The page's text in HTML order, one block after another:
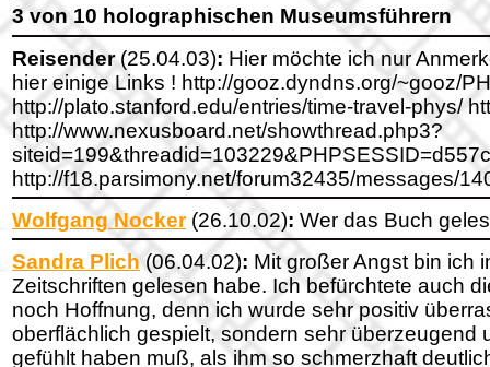
3 von 10 holographischen Museumsführern
Reisender(25.04.03): Hier möchte ich nur
hier einige Links ! http://gooz.dyndns.org/~gooz/
http://plato.stanford.edu/entries/time-travel-phys/
http://www.nexusboard.net/showthread.php3?
http://f18.parsimony.net/forum32435/messages/
Wolfgang Nocker(26.10.02): Wer das Buch
Sandra Plich (06.04.02): Mit großer Angst bin ich
Zeitschriften gelesen habe. Ich befürchtete auch
noch Hoffnung, denn ich wurde sehr positiv
oberflächlich gespielt, sondern sehr überzeugend
gefühlt haben muß, als ihm so schmerzhaft